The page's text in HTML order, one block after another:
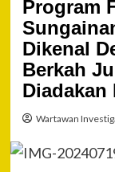
Program
Dikenal
Berkah
Diadakan
Wartawan